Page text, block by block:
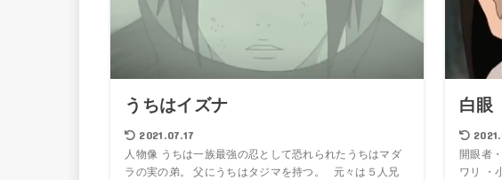
うちはイズナ
2021.07.17
人物像 うちは一族最強の忍として恐れられたうちはマダ
ラの実の弟。 父にうちはタジマを持つ。 元々は５人兄
白眼
開眼者
ワリ ・